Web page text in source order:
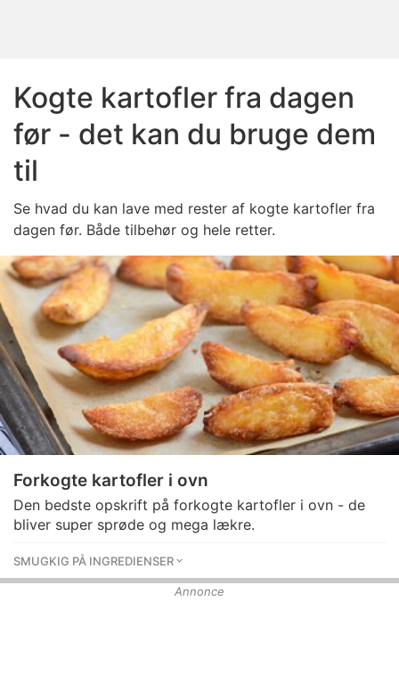
Kogte kartofler fra dagen
før - det kan du bruge dem
til
Se hvad du kan lave med rester af kogte kartofler fra
dagen før. Både tilbehør og hele retter.
Forkogte kartofler i ovn
Den bedste opskrift på forkogte kartofler i ovn - de
bliver super sprøde og mega lækre.
SMUGKIG PÅ INGREDIENSER
Annonce